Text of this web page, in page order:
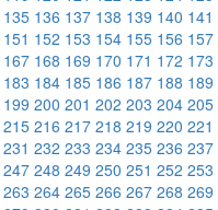
135 136 137 138 139 140 141
151 152 153 154 155 156 157
167 168 169 170 171 172 173
183 184 185 186 187 188 189
199 200 201 202 203 204 205
215 216 217 218 219 220 221
231 232 233 234 235 236 237
247 248 249 250 251 252 253
263 264 265 266 267 268 269